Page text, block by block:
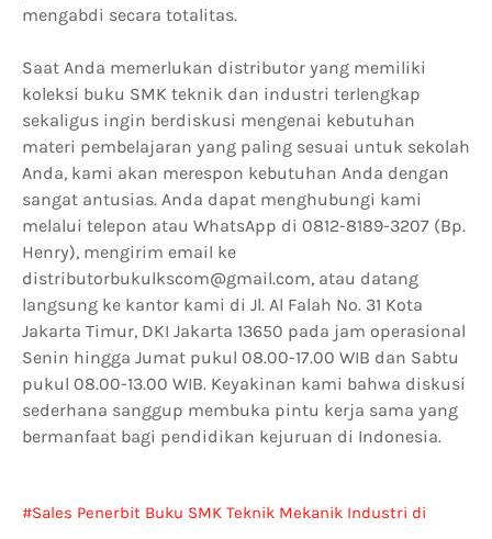
mengabdi secara totalitas.
Saat Anda memerlukan distributor yang memiliki
koleksi buku SMK teknik dan industri terlengkap
sekaligus ingin berdiskusi mengenai kebutuhan
materi pembelajaran yang paling sesuai untuk sekolah
Anda, kami akan merespon kebutuhan Anda dengan
sangat antusias. Anda dapat menghubungi kami
melalui telepon atau WhatsApp di 0812-8189-3207 (Bp.
Henry), mengirim email ke
distributorbukulkscom@gmail.com, atau datang
langsung ke kantor kami di Jl. Al Falah No. 31 Kota
Jakarta Timur, DKI Jakarta 13650 pada jam operasional
Senin hingga Jumat pukul 08.00-17.00 WIB dan Sabtu
pukul 08.00-13.00 WIB. Keyakinan kami bahwa diskusi
sederhana sanggup membuka pintu kerja sama yang
bermanfaat bagi pendidikan kejuruan di Indonesia.
Sales Penerbit Buku SMK Teknik Mekanik Industri di